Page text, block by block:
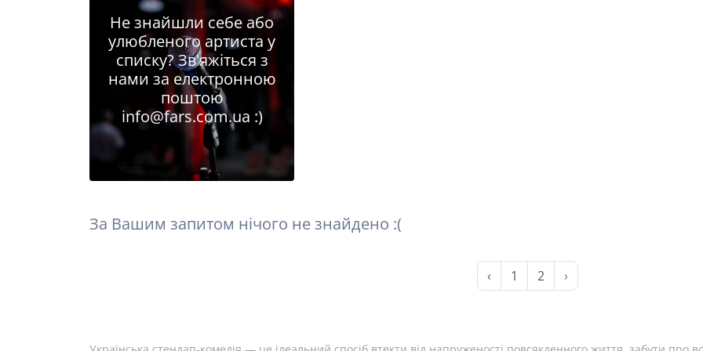
Не знайшли себе або
улюбленого артиста у
списку? Зв'яжіться з
нами за електронною
поштою
info@fars.com.ua :)
За Вашим запитом нічого не знайдено :(
‹ 1 2 ›